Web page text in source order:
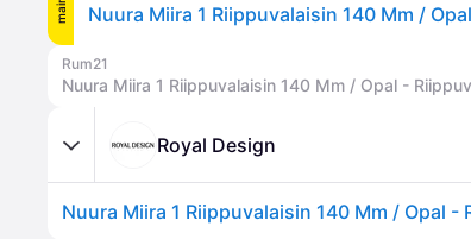
Rum21
Nuura Miira 1 Riippuvalaisin 140 Mm / Opal -
Royal Design